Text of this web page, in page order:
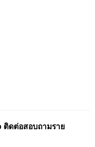
ติดต่อสอบถามราย